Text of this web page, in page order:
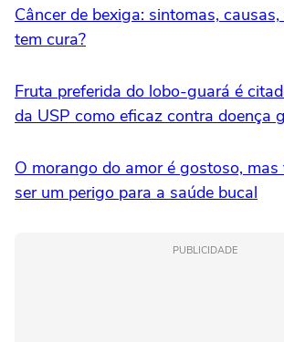
Câncer de bexiga: sintomas,
tem cura?
Fruta preferida do lobo-guará é
da USP como eficaz contra doença
O morango do amor é gostoso, mas
ser um perigo para a saúde bucal
PUBLICIDADE